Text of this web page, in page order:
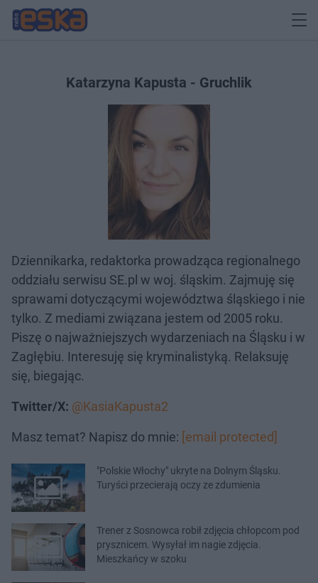
Katarzyna Kapusta - Gruchlik
Dziennikarka, redaktorka prowadząca regionalnego
oddziału serwisu SE.pl w woj. śląskim. Zajmuję się
sprawami dotyczącymi województwa śląskiego i nie
tylko. Z mediami związana jestem od 2005 roku.
Piszę o najważniejszych wydarzeniach na Śląsku i w
Zagłębiu. Interesuję się kryminalistyką. Relaksuję
się, biegając.
Twitter/X: @KasiaKapusta2
Masz temat? Napisz do mnie: [email protected]
"Polskie Włochy" ukryte na Dolnym Śląsku.
Turyści przecierają oczy ze zdumienia
Trener z Sosnowca robił zdjęcia chłopcom pod
prysznicem. Wysyłał im nagie zdjęcia.
Mieszkańcy w szoku